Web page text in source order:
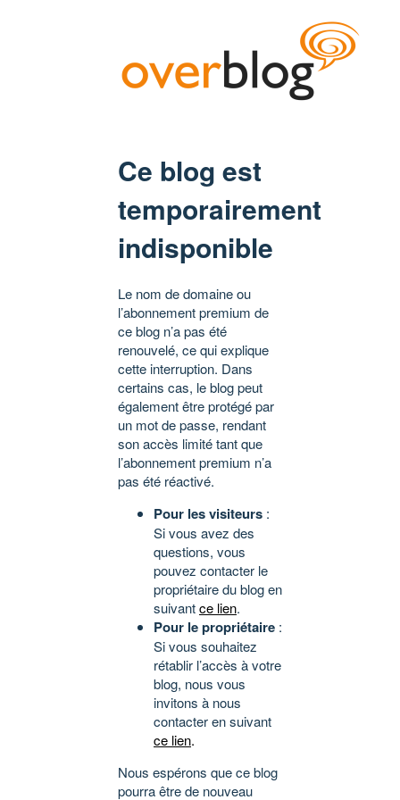
Ce blog est
temporairement
indisponible
Le nom de domaine ou
l’abonnement premium de
ce blog n’a pas été
renouvelé, ce qui explique
cette interruption. Dans
certains cas, le blog peut
également être protégé par
un mot de passe, rendant
son accès limité tant que
l’abonnement premium n’a
pas été réactivé.
Pour les visiteurs :
Si vous avez des
questions, vous
pouvez contacter le
propriétaire du blog en
suivantce lien.
Pour le propriétaire :
Si vous souhaitez
rétablir l’accès à votre
blog, nous vous
invitons à nous
contacter en suivant
ce lien.
Nous espérons que ce blog
pourra être de nouveau